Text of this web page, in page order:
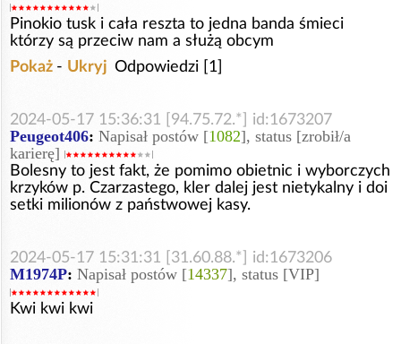
Pinokio tusk i cała reszta to jedna banda śmieci
którzy są przeciw nam a służą obcym
Pokaż - Ukryj Odpowiedzi [1]
2024-05-17 15:36:31 [94.75.72.*] id:1673207
Peugeot406: Napisał postów [1082], status [zrobił/a
karierę]
Bolesny to jest fakt, że pomimo obietnic i wyborczych
krzyków p. Czarzastego, kler dalej jest nietykalny i doi
setki milionów z państwowej kasy.
2024-05-17 15:31:31 [31.60.88.*] id:1673206
M1974P: Napisał postów [14337], status [VIP]
Kwi kwi kwi